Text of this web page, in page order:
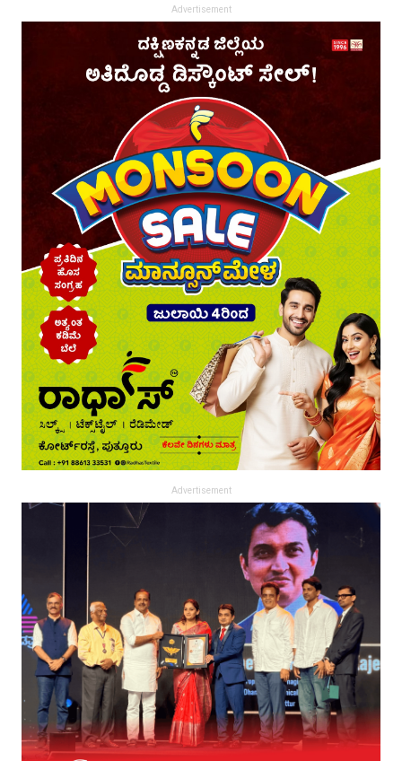
Advertisement
Advertisement